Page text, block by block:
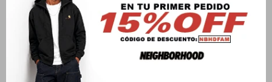
PRODUCTOS QUE TE PUEDEN INTERESAR